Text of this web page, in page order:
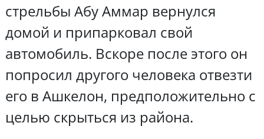
стрельбы Абу Аммар вернулся
домой и припарковал свой
автомобиль. Вскоре после этого он
попросил другого человека отвезти
его в Ашкелон, предположительно с
целью скрыться из района.